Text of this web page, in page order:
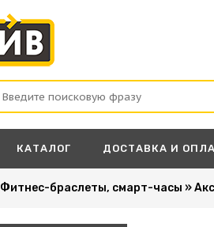
КАТАЛОГ ДОСТАВКА И
Фитнес-браслеты, смарт-часы »